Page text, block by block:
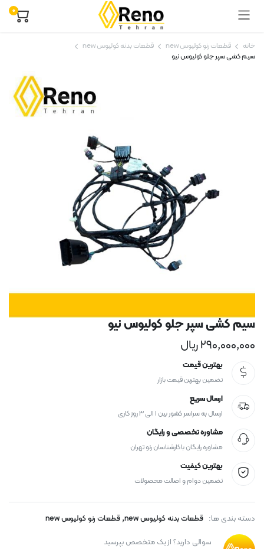
۰
خانه قطعات رنو کولیوس new
قطعات بدنه کولیوس new
سیم کشی سپر جلو کولیوس نیو
سیم کشی سپر جلو کولیوس نیو
۲۹۰,۰۰۰,۰۰۰ریال
بهترین قیمت
تضمین بهترین قیمت بازار
ارسال سریع
ارسال به سراسر کشور بین ۱ الی ۳ روز کاری
مشاوره تخصصی و رایگان
مشاوره رایگان با کارشناسان رنو تهران
بهترین کیفیت
تضمین دوام و اصالت محصولات
دسته بندی ها: قطعات بدنه کولیوس new , قطعات رنو کولیوس new
سوالی دارید؟ از یک متخصص بپرسید